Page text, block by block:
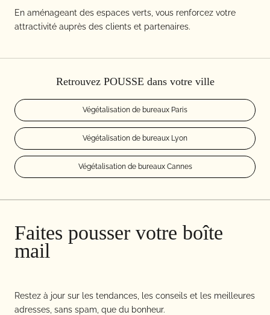
En aménageant des espaces verts, vous renforcez votre
attractivité auprès des clients et partenaires.
Retrouvez POUSSE dans votre ville
Végétalisation de bureaux Paris
Végétalisation de bureaux Lyon
Végétalisation de bureaux Cannes
Faites pousser votre boîte
mail
Restez à jour sur les tendances, les conseils et les meilleures
adresses, sans spam, que du bonheur.